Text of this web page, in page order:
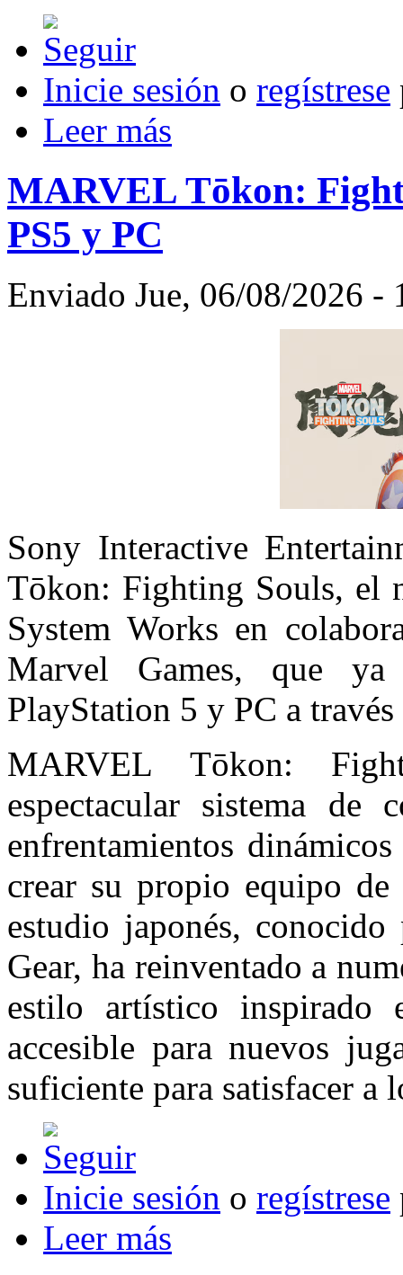
Inicie sesión o regístrese
Leer más
MARVEL Tōkon:
PS5 y PC
Enviado Jue, 06/08/2026 -
Sony Interactive
Tōkon: Fighting Souls, el
System Works en
Marvel Games, que ya
PlayStation 5 y PC a
MARVEL Tōkon:
espectacular sistema de
enfrentamientos
crear su propio equipo
estudio japonés,
Gear, ha reinventado a
estilo artístico
accesible para nuevos
suficiente para satisfacer a
Inicie sesión o regístrese
Leer más